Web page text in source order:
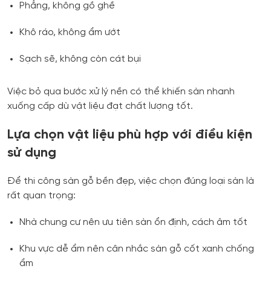
Phẳng, không gồ ghề
Khô ráo, không ẩm ướt
Sạch sẽ, không còn cát bụi
Việc bỏ qua bước xử lý nền có thể khiến sàn nhanh
xuống cấp dù vật liệu đạt chất lượng tốt.
Lựa chọn vật liệu phù hợp với điều kiện
sử dụng
Để thi công sàn gỗ bền đẹp, việc chọn đúng loại sàn là
rất quan trọng:
Nhà chung cư nên ưu tiên sàn ổn định, cách âm tốt
Khu vực dễ ẩm nên cân nhắc sàn gỗ cốt xanh chống
ẩm